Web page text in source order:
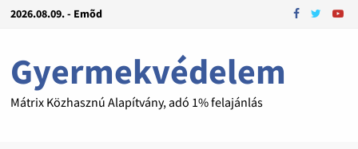
2026.08.09. - Emõd
Gyermekvédelem
Mátrix Közhasznú Alapítvány, adó 1% felajánlás